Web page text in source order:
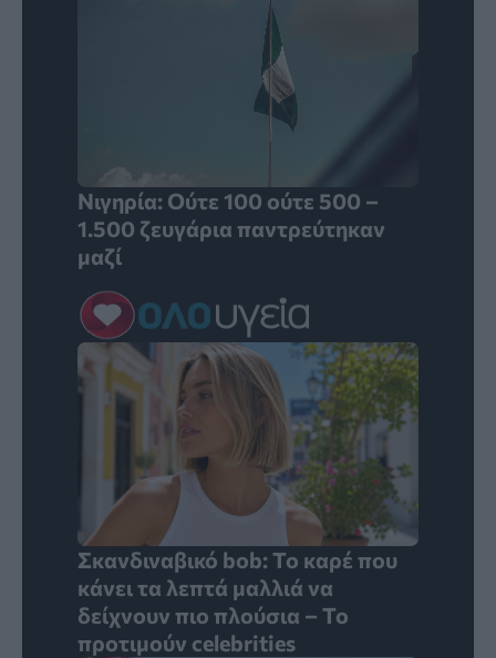
Νιγηρία: Ούτε 100 ούτε 500 –
1.500 ζευγάρια παντρεύτηκαν
μαζί
Σκανδιναβικό bob: Το καρέ που
κάνει τα λεπτά μαλλιά να
δείχνουν πιο πλούσια – Το
προτιμούν celebrities